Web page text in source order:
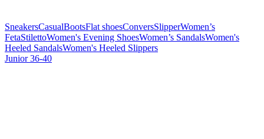
SneakersCasualBootsFlat shoesConversSlipperWomen’s
FetaStilettoWomen's Evening ShoesWomen’s SandalsWomen's
Heeled SandalsWomen's Heeled Slippers
Junior 36-40